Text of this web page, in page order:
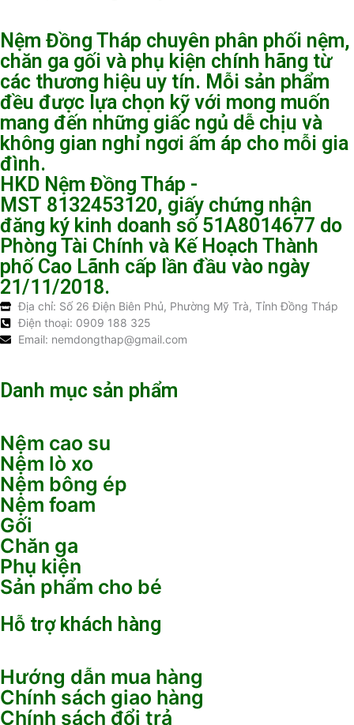
Nệm Đồng Tháp chuyên phân phối nệm,
chăn ga gối và phụ kiện chính hãng từ
các thương hiệu uy tín. Mỗi sản phẩm
đều được lựa chọn kỹ với mong muốn
mang đến những giấc ngủ dễ chịu và
không gian nghỉ ngơi ấm áp cho mỗi gia
đình.
HKD Nệm Đồng Tháp -
MST 8132453120, giấy chứng nhận
đăng ký kinh doanh số 51A8014677 do
Phòng Tài Chính và Kế Hoạch Thành
phố Cao Lãnh cấp lần đầu vào ngày
21/11/2018.
Địa chỉ: Số 26 Điện Biên Phủ, Phường Mỹ Trà, Tỉnh Đồng Tháp
Điện thoại: 0909 188 325
Email: nemdongthap@gmail.com
Danh mục sản phẩm
Nệm cao su
Nệm lò xo
Nệm bông ép
Nệm foam
Gối
Chăn ga
Phụ kiện
Sản phẩm cho bé
Hỗ trợ khách hàng
Hướng dẫn mua hàng
Chính sách giao hàng
Chính sách đổi trả